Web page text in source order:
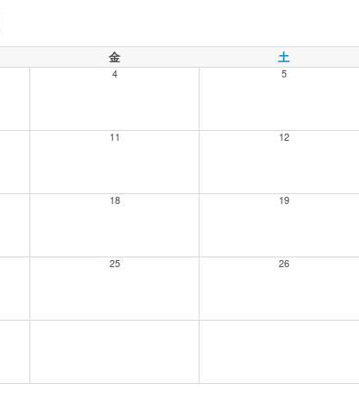
金 土
4 5
11 12
18 19
25 26